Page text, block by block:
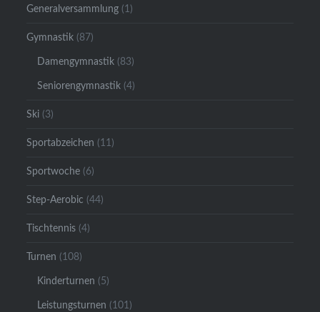
Generalversammlung (1)
Gymnastik (87)
Damengymnastik (83)
Seniorengymnastik (4)
Ski (3)
Sportabzeichen (11)
Sportwoche (6)
Step-Aerobic (44)
Tischtennis (4)
Turnen (108)
Kinderturnen (5)
Leistungsturnen (101)